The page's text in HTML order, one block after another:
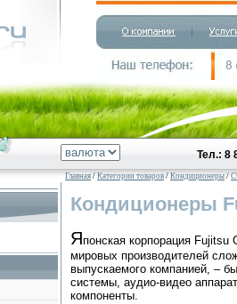
Тел.: 8
Главная / Категории товаров / Кондиционеры /
Кондиционеры
Японская корпорация Fujitsu
мировых производителей
выпускаемого компанией, –
системы, аудио-видео
компоненты.